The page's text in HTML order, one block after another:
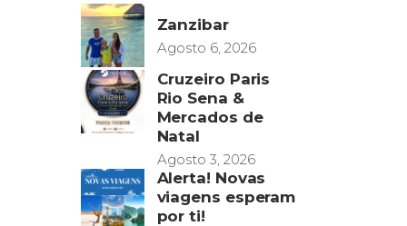
Zanzibar
Agosto 6, 2026
Cruzeiro Paris
Rio Sena &
Mercados de
Natal
Agosto 3, 2026
Alerta! Novas
viagens esperam
por ti!